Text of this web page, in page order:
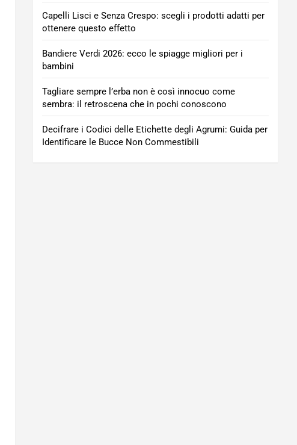
Capelli Lisci e Senza Crespo: scegli i prodotti adatti per
ottenere questo effetto
Bandiere Verdi 2026: ecco le spiagge migliori per i
bambini
Tagliare sempre l’erba non è così innocuo come
sembra: il retroscena che in pochi conoscono
Decifrare i Codici delle Etichette degli Agrumi: Guida per
Identificare le Bucce Non Commestibili